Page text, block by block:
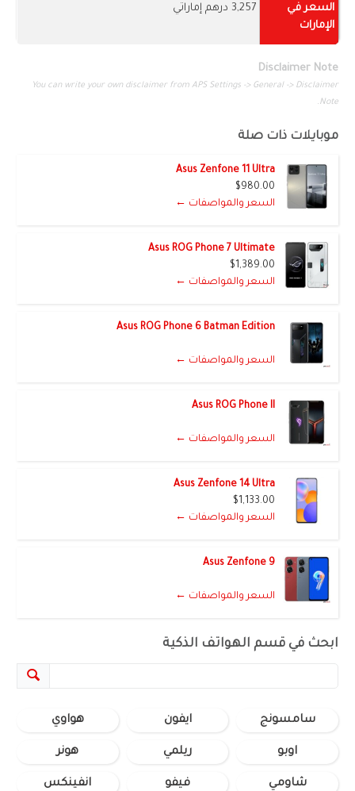
السعر في
الإمارات
3,257 درهم إماراتي
Disclaimer Note
You can write your own disclaimer from APS Settings -> General -> Disclaimer
Note.
موبايلات ذات صلة
Asus Zenfone 11 Ultra
$980.00
السعر والمواصفات ←
Asus ROG Phone 7 Ultimate
$1,389.00
السعر والمواصفات ←
Asus ROG Phone 6 Batman Edition
السعر والمواصفات ←
Asus ROG Phone II
السعر والمواصفات ←
Asus Zenfone 14 Ultra
$1,133.00
السعر والمواصفات ←
Asus Zenfone 9
السعر والمواصفات ←
ابحث في قسم الهواتف الذكية
سامسونج ايفون هواوي
اوبو ريلمي هونر
شاومي فيفو انفينكس